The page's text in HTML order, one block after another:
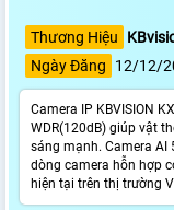
Thương Hiệu
Ngày Đăng
12/12/
Camera IP KBVISION
WDR(120dB) giúp vật
sáng mạnh. Camera AI
dòng camera hỗn hợp
hiện tại trên thị trường